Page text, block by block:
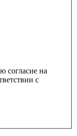
согласие на
с